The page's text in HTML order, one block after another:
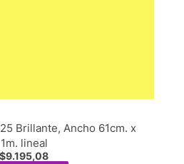
Brillante, Ancho 61cm. x
1m. lineal
$9.195,08